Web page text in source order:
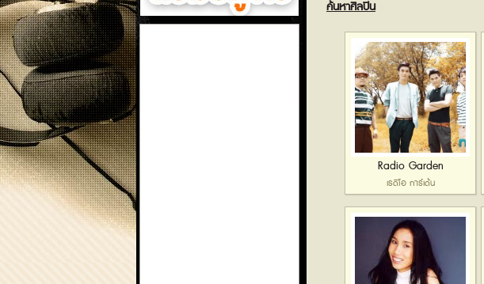
แอมป์หูฟัง
ค้นหาศิลปิน
Radio Garden
เรดิโอ การ์เด้น